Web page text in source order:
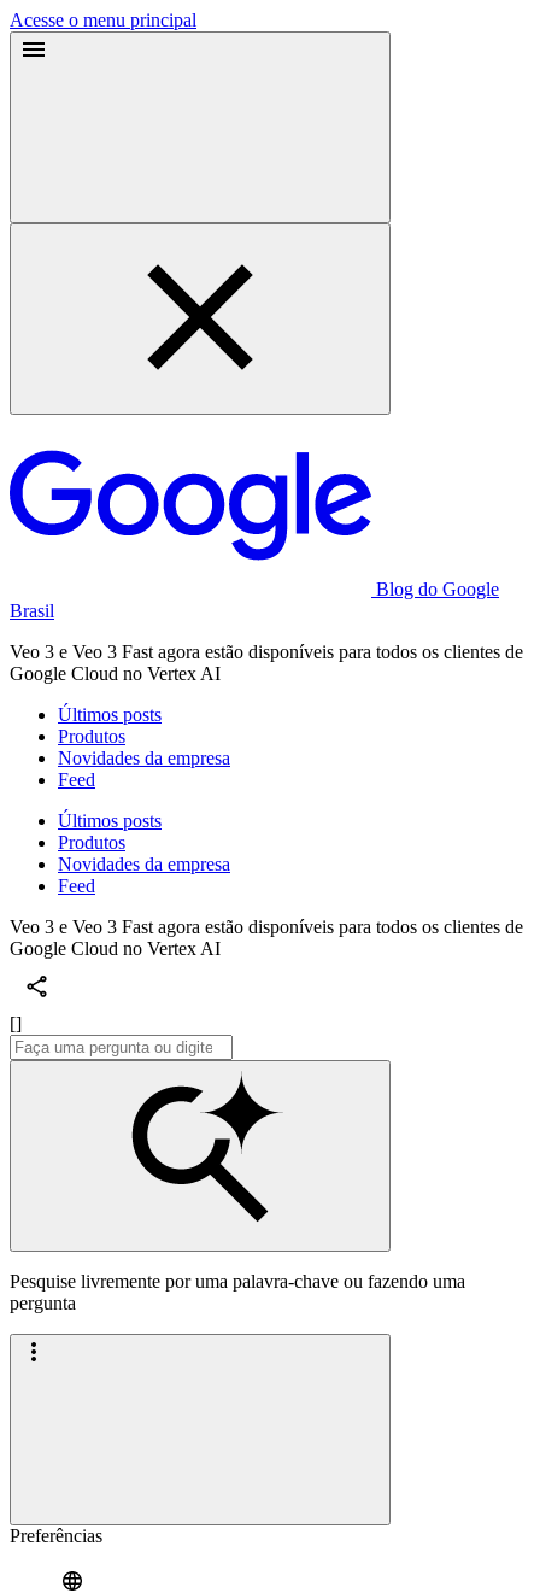
Acesse o menu principal
Blog do Google
Brasil
Veo 3 e Veo 3 Fast agora estão disponíveis para todos os clientes de
Google Cloud no Vertex AI
Últimos posts
Produtos
Novidades da empresa
Feed
Últimos posts
Produtos
Novidades da empresa
Feed
Veo 3 e Veo 3 Fast agora estão disponíveis para todos os clientes de
Google Cloud no Vertex AI
[]
Pesquise livremente por uma palavra-chave ou fazendo uma
pergunta
Preferências